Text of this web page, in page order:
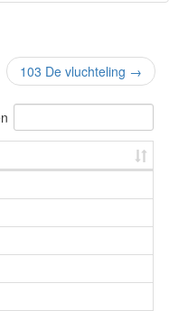
103 De vluchteling →